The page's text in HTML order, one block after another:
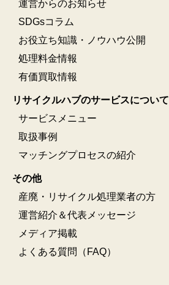
運営からのお知らせ
SDGsコラム
お役立ち知識・ノウハウ公開
処理料金情報
有価買取情報
リサイクルハブのサービスについて
サービスメニュー
取扱事例
マッチングプロセスの紹介
その他
産廃・リサイクル処理業者の方
運営紹介＆代表メッセージ
メディア掲載
よくある質問（FAQ）